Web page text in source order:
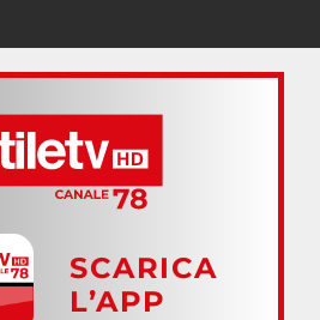
SCARICA
L’APP